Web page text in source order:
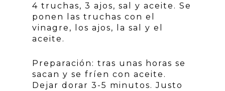
4 truchas, 3 ajos, sal y aceite. Se
ponen las truchas con el
vinagre, los ajos, la sal y el
aceite.
Preparación: tras unas horas se
sacan y se fríen con aceite.
Dejar dorar 3-5 minutos. Justo